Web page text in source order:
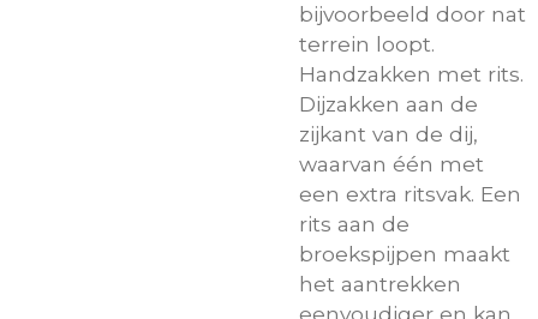
bijvoorbeeld door nat
terrein loopt.
Handzakken met rits.
Dijzakken aan de
zijkant van de dij,
waarvan één met
een extra ritsvak. Een
rits aan de
broekspijpen maakt
het aantrekken
eenvoudiger en kan